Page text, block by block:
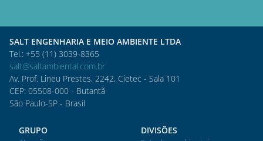
SALT ENGENHARIA E MEIO AMBIENTE LTDA
Tel.: +55 (11) 3039-8365
salt@saltambiental.com.br
Av. Prof. Lineu Prestes, 2242, Cietec - Sala 101
CEP: 05508-000 - Butantã
São Paulo-SP - Brasil
GRUPO
DIVISÕES